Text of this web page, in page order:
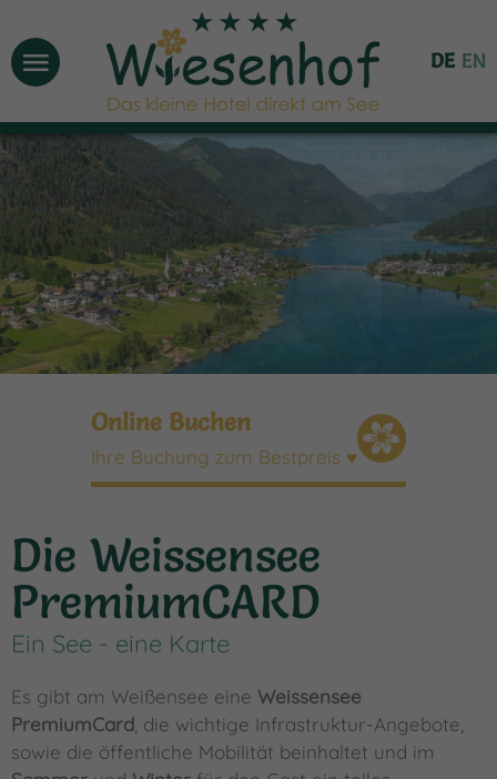
Menü DE EN
Online Buchen
Ihre Buchung zum Bestpreis ♥
Die Weissensee
PremiumCARD
Ein See - eine Karte
Es gibt am Weißensee eine Weissensee
PremiumCard , die wichtige Infrastruktur-Angebote,
sowie die öffentliche Mobilität beinhaltet und im